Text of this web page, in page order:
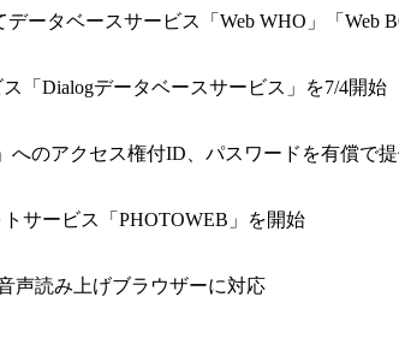
ータベースサービス「Web WHO」「Web
「Dialogデータベースサービス」を7/4開始
のアクセス権付ID、パスワードを有償で提
サービス「PHOTOWEB」を開始
声読み上げブラウザーに対応